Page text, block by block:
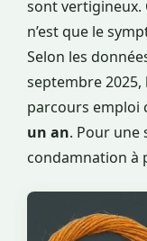
sont vertigineux.
n’est que le
Selon les
septembre
parcours emploi
un an. Pour une
condamnation à